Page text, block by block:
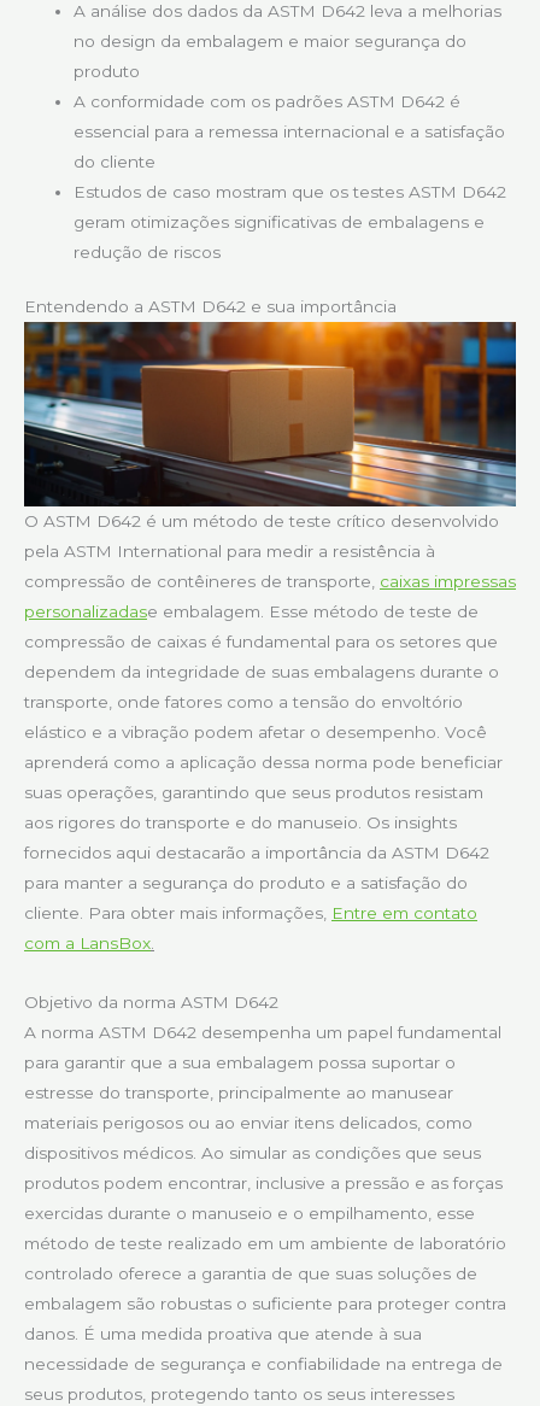
A análise dos dados da ASTM D642 leva a melhorias
no design da embalagem e maior segurança do
produto
A conformidade com os padrões ASTM D642 é
essencial para a remessa internacional e a satisfação
do cliente
Estudos de caso mostram que os testes ASTM D642
geram otimizações significativas de embalagens e
redução de riscos
Entendendo a ASTM D642 e sua importância
O ASTM D642 é um método de teste crítico desenvolvido
pela ASTM International para medir a resistência à
compressão de contêineres de transporte, caixas impressas
personalizadase embalagem. Esse método de teste de
compressão de caixas é fundamental para os setores que
dependem da integridade de suas embalagens durante o
transporte, onde fatores como a tensão do envoltório
elástico e a vibração podem afetar o desempenho. Você
aprenderá como a aplicação dessa norma pode beneficiar
suas operações, garantindo que seus produtos resistam
aos rigores do transporte e do manuseio. Os insights
fornecidos aqui destacarão a importância da ASTM D642
para manter a segurança do produto e a satisfação do
cliente. Para obter mais informações, Entre em contato
com a LansBox.
Objetivo da norma ASTM D642
A norma ASTM D642 desempenha um papel fundamental
para garantir que a sua embalagem possa suportar o
estresse do transporte, principalmente ao manusear
materiais perigosos ou ao enviar itens delicados, como
dispositivos médicos. Ao simular as condições que seus
produtos podem encontrar, inclusive a pressão e as forças
exercidas durante o manuseio e o empilhamento, esse
método de teste realizado em um ambiente de laboratório
controlado oferece a garantia de que suas soluções de
embalagem são robustas o suficiente para proteger contra
danos. É uma medida proativa que atende à sua
necessidade de segurança e confiabilidade na entrega de
seus produtos, protegendo tanto os seus interesses